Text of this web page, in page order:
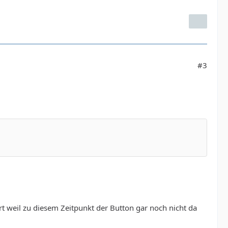
#3
weil zu diesem Zeitpunkt der Button gar noch nicht da